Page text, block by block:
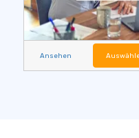
Ansehen